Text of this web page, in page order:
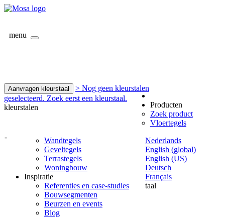
menu
Aanvragen kleurstaal
> Nog geen kleurstalen
geselecteerd. Zoek eerst een kleurstaal.
kleurstalen
-
Nederlands
English (global)
English (US)
Deutsch
Français
taal
Producten
Zoek product
Vloertegels
Wandtegels
Geveltegels
Terrastegels
Woningbouw
Inspiratie
Referenties en case-studies
Bouwsegmenten
Beurzen en events
Blog